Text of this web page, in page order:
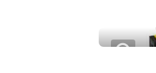
Meest